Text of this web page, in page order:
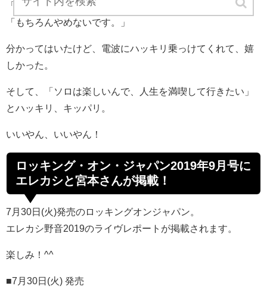
「エレファントカシマシはやめないですよね。」
「もちろんやめないです。」
分かってはいたけど、電波にハッキリ乗っけてくれて、嬉
しかった。
そして、「ソロは楽しいんで、人生を満喫して行きたい」
とハッキリ、キッパリ。
いいやん、いいやん！
ロッキング・オン・ジャパン2019年9月号に
エレカシと宮本さんが掲載！
7月30日(火)発売のロッキングオンジャパン。
エレカシ野音2019のライヴレポートが掲載されます。
楽しみ！^^
■7月30日(火) 発売